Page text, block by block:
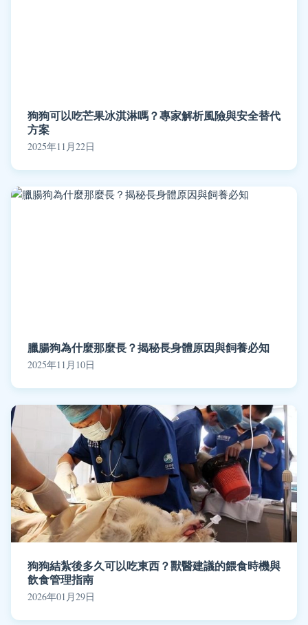
狗狗可以吃芒果冰淇淋嗎？專家解析風險與安全替代
方案
2025年11月22日
臘腸狗為什麼那麼長？揭秘長身體原因與飼養必知
2025年11月10日
狗狗結紮後多久可以吃東西？獸醫建議的餵食時機與
飲食管理指南
2026年01月29日